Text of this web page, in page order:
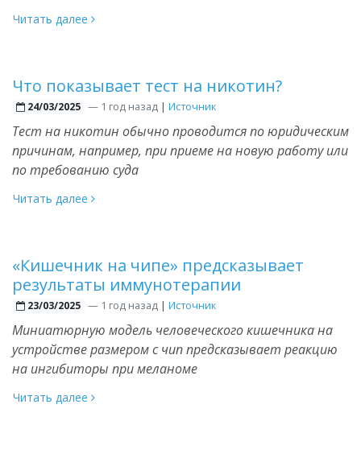
Читать далее
Что показывает тест на никотин?
24/03/2025 —1 год назад | Источник
Тест на никотин обычно проводится по юридическим
причинам, например, при приеме на новую работу или
по требованию суда
Читать далее
«Кишечник на чипе» предсказывает
результаты иммунотерапии
23/03/2025 —1 год назад | Источник
Миниатюрную модель человеческого кишечника на
устройстве размером с чип предсказывает реакцию
на ингибиторы при меланоме
Читать далее